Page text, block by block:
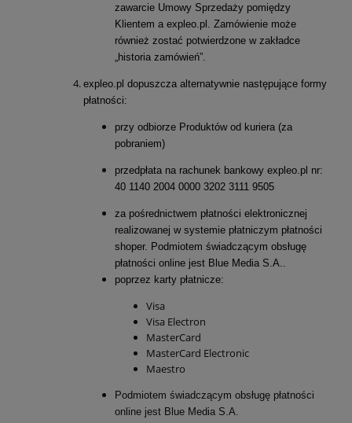
zawarcie Umowy Sprzedaży pomiędzy
Klientem a expleo.pl. Zamówienie może
również zostać potwierdzone w zakładce
„historia zamówień”.
expleo.pl dopuszcza alternatywnie następujące formy
płatności:
przy odbiorze Produktów od kuriera (za
pobraniem)
przedpłata na rachunek bankowy expleo.pl nr:
40 1140 2004 0000 3202 3111 9505
za pośrednictwem płatności elektronicznej
realizowanej w systemie płatniczym płatności
shoper. Podmiotem świadczącym obsługę
płatności online jest Blue Media S.A..
poprzez karty płatnicze:
Visa
Visa Electron
MasterCard
MasterCard Electronic
Maestro
Podmiotem świadczącym obsługę płatności
online jest Blue Media S.A.